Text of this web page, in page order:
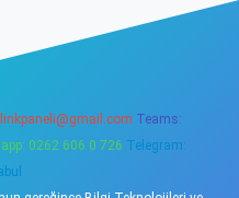
Teams:
0262 606 0 726 Telegram: